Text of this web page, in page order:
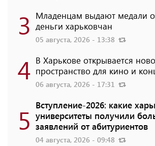
3 Младенцам выдают медали
деньги харьковчан
05 августа, 2026 - 13:38
4 В Харькове открывается
пространство для кино и
06 августа, 2026 - 17:31
5 Вступление-2026: какие
университеты получили
заявлений от абитуриентов
04 августа, 2026 - 09:48